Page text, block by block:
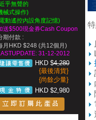
乎無聲的
械式操作)
動遙控內設角度記憶)
送$500現金券Cash Coupon
期付款 :
月HKD $248 (共12個月)
31-12-2012
HKD $4,280
{最後清貨}
{尚餘少量}
HKD $2,980